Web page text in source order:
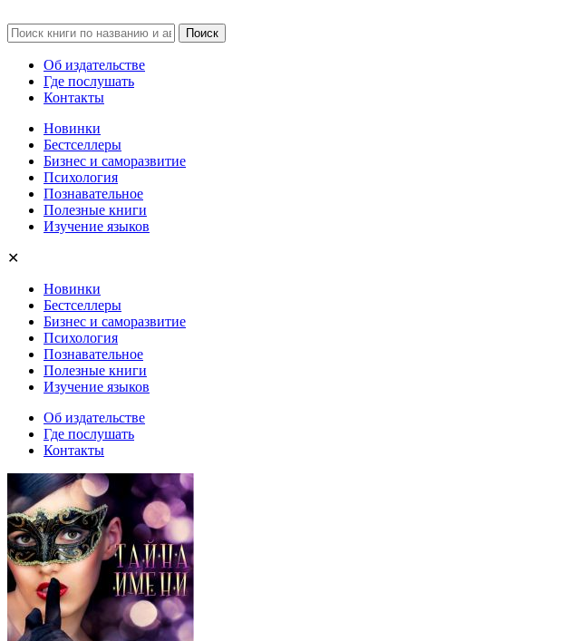
Об издательстве
Где послушать
Контакты
Новинки
Бестселлеры
Бизнес и саморазвитие
Психология
Познавательное
Полезные книги
Изучение языков
✕
Новинки
Бестселлеры
Бизнес и саморазвитие
Психология
Познавательное
Полезные книги
Изучение языков
Об издательстве
Где послушать
Контакты